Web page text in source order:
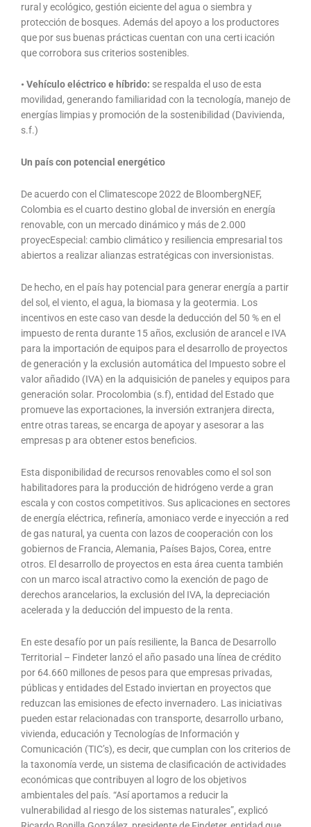
rural y ecológico, gestión eiciente del agua o siembra y
protección de bosques. Además del apoyo a los productores
que por sus buenas prácticas cuentan con una certi icación
que corrobora sus criterios sostenibles.
• Vehículo eléctrico e híbrido: se respalda el uso de esta
movilidad, generando familiaridad con la tecnología, manejo de
energías limpias y promoción de la sostenibilidad (Davivienda,
s.f.)
Un país con potencial energético
De acuerdo con el Climatescope 2022 de BloombergNEF,
Colombia es el cuarto destino global de inversión en energía
renovable, con un mercado dinámico y más de 2.000
proyecEspecial: cambio climático y resiliencia empresarial tos
abiertos a realizar alianzas estratégicas con inversionistas.
De hecho, en el país hay potencial para generar energía a partir
del sol, el viento, el agua, la biomasa y la geotermia. Los
incentivos en este caso van desde la deducción del 50 % en el
impuesto de renta durante 15 años, exclusión de arancel e IVA
para la importación de equipos para el desarrollo de proyectos
de generación y la exclusión automática del Impuesto sobre el
valor añadido (IVA) en la adquisición de paneles y equipos para
generación solar. Procolombia (s.f), entidad del Estado que
promueve las exportaciones, la inversión extranjera directa,
entre otras tareas, se encarga de apoyar y asesorar a las
empresas p ara obtener estos beneficios.
Esta disponibilidad de recursos renovables como el sol son
habilitadores para la producción de hidrógeno verde a gran
escala y con costos competitivos. Sus aplicaciones en sectores
de energía eléctrica, refinería, amoniaco verde e inyección a red
de gas natural, ya cuenta con lazos de cooperación con los
gobiernos de Francia, Alemania, Países Bajos, Corea, entre
otros. El desarrollo de proyectos en esta área cuenta también
con un marco iscal atractivo como la exención de pago de
derechos arancelarios, la exclusión del IVA, la depreciación
acelerada y la deducción del impuesto de la renta.
En este desafío por un país resiliente, la Banca de Desarrollo
Territorial – Findeter lanzó el año pasado una línea de crédito
por 64.660 millones de pesos para que empresas privadas,
públicas y entidades del Estado inviertan en proyectos que
reduzcan las emisiones de efecto invernadero. Las iniciativas
pueden estar relacionadas con transporte, desarrollo urbano,
vivienda, educación y Tecnologías de Información y
Comunicación (TIC’s), es decir, que cumplan con los criterios de
la taxonomía verde, un sistema de clasificación de actividades
económicas que contribuyen al logro de los objetivos
ambientales del país. “Así aportamos a reducir la
vulnerabilidad al riesgo de los sistemas naturales”, explicó